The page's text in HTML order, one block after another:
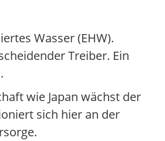
Wasser (EHW).
Treiber. Ein
wie Japan wächst der
sich hier an der